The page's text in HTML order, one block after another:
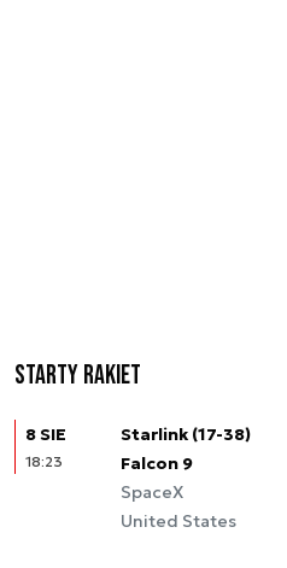
Starty rakiet
8 SIE
18:23
Starlink (17-38)
Falcon 9
SpaceX
United States